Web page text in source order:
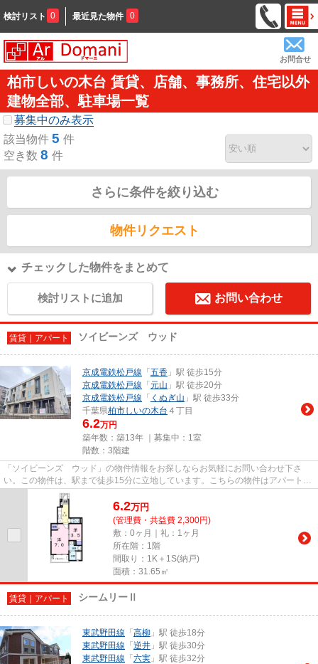
検討リスト 0 最近見た物件 0
お問合せ
柏市しいの木台 賃貸、店舗、事務所、住宅以外
建物全部、駐車場一覧
募集中のみ表示
該当物件 5 件
空き数 8 件
さらに条件を絞り込む
物件リクエスト
チェックした物件をまとめて
検討リストに追加 お問い合わせ
賃貸｜アパート ソイビーンズ ウッド
京成電鉄松戸線 「 五香 」駅 徒歩15分
京成電鉄松戸線 「 元山 」駅 徒歩20分
京成電鉄松戸線 「 くぬぎ山 」駅 徒歩33分
千葉県柏市しいの木台 ４丁目
6.2万円
築年数：築13年 ｜募集中： 1室
階数：3階建
「ソイビーンズ ウッド」の物件情報をお探しならお気軽にお問い合わせ下さ
い。この物件は、駅まで徒歩15分に立地しています。こちらの物件はアパートで
す。Ar Domani（アルドマーニ）...
6.2万円
(管理費・共益費 2,300円)
敷：0ヶ月｜礼：1ヶ月
所在階：1階
間取り：1K＋1S(納戸)
面積：31.65㎡
賃貸｜アパート シームリーⅡ
東武野田線 「 高柳 」駅 徒歩18分
東武野田線 「 逆井 」駅 徒歩30分
東武野田線 「 六実 」駅 徒歩32分